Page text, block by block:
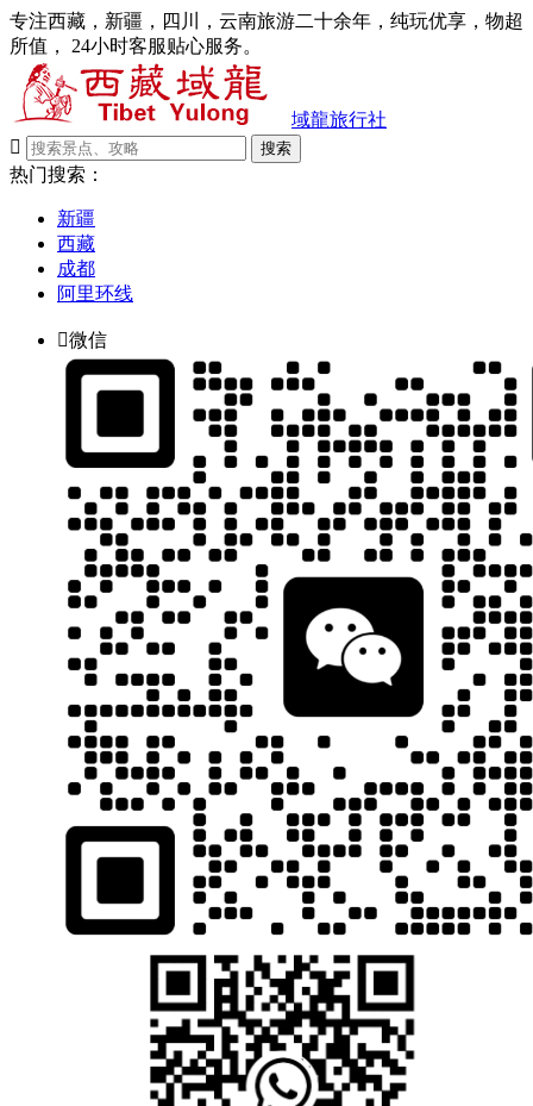
专注西藏，新疆，四川，云南旅游二十余年，纯玩优享，物超
所值， 24小时客服贴心服务。
域龍旅行社

搜索
热门搜索：
新疆
西藏
成都
阿里环线
微信